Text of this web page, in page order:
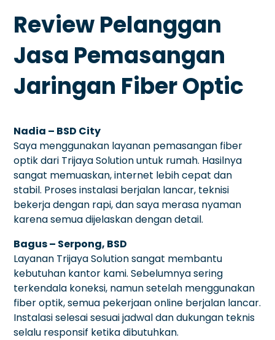
Review Pelanggan
Jasa Pemasangan
Jaringan Fiber Optic
Nadia – BSD City
Saya menggunakan layanan pemasangan fiber
optik dari Trijaya Solution untuk rumah. Hasilnya
sangat memuaskan, internet lebih cepat dan
stabil. Proses instalasi berjalan lancar, teknisi
bekerja dengan rapi, dan saya merasa nyaman
karena semua dijelaskan dengan detail.
Bagus – Serpong, BSD
Layanan Trijaya Solution sangat membantu
kebutuhan kantor kami. Sebelumnya sering
terkendala koneksi, namun setelah menggunakan
fiber optik, semua pekerjaan online berjalan lancar.
Instalasi selesai sesuai jadwal dan dukungan teknis
selalu responsif ketika dibutuhkan.